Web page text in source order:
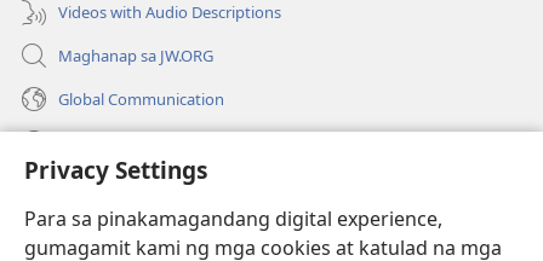
Privacy Settings
Para sa pinakamagandang digital experience,
gumagamit kami ng mga cookies at katulad na mga
Videos with Audio Descriptions
Maghanap sa JW.ORG
Global Communication
(may